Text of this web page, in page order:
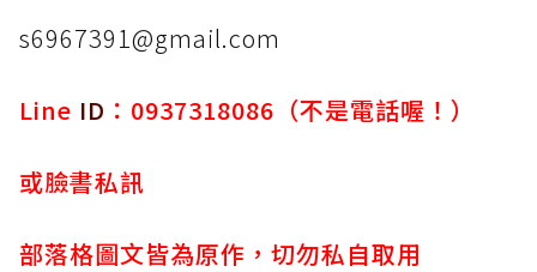
s6967391@gmail.com
Line ID ：0937318086（不是電話喔！）
或臉書私訊
部落格圖文皆為原作，切勿私自取用